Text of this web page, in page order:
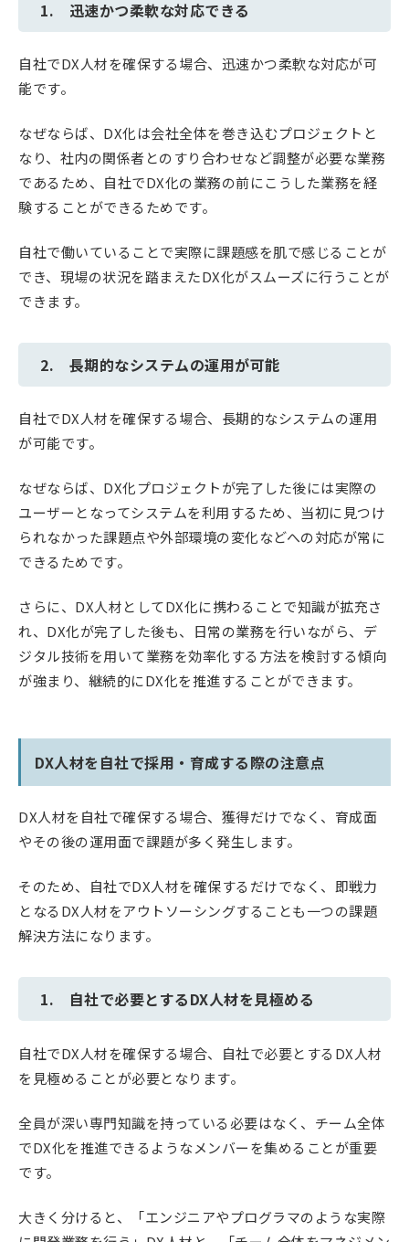
1. 迅速かつ柔軟な対応できる
自社でDX人材を確保する場合、迅速かつ柔軟な対応が可
能です。
なぜならば、DX化は会社全体を巻き込むプロジェクトと
なり、社内の関係者とのすり合わせなど調整が必要な業務
であるため、自社でDX化の業務の前にこうした業務を経
験することができるためです。
自社で働いていることで実際に課題感を肌で感じることが
でき、現場の状況を踏まえたDX化がスムーズに行うことが
できます。
2. 長期的なシステムの運用が可能
自社でDX人材を確保する場合、長期的なシステムの運用
が可能です。
なぜならば、DX化プロジェクトが完了した後には実際の
ユーザーとなってシステムを利用するため、当初に見つけ
られなかった課題点や外部環境の変化などへの対応が常に
できるためです。
さらに、DX人材としてDX化に携わることで知識が拡充さ
れ、DX化が完了した後も、日常の業務を行いながら、デ
ジタル技術を用いて業務を効率化する方法を検討する傾向
が強まり、継続的にDX化を推進することができます。
DX人材を自社で採用・育成する際の注意点
DX人材を自社で確保する場合、獲得だけでなく、育成面
やその後の運用面で課題が多く発生します。
そのため、自社でDX人材を確保するだけでなく、即戦力
となるDX人材をアウトソーシングすることも一つの課題
解決方法になります。
1. 自社で必要とするDX人材を見極める
自社でDX人材を確保する場合、自社で必要とするDX人材
を見極めることが必要となります。
全員が深い専門知識を持っている必要はなく、チーム全体
でDX化を推進できるようなメンバーを集めることが重要
です。
大きく分けると、「エンジニアやプログラマのような実際